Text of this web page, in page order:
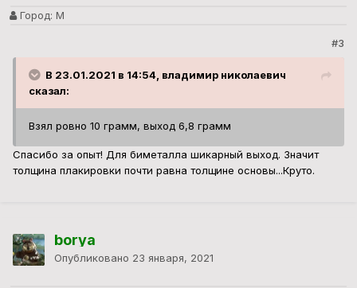
Город: М
#3
В 23.01.2021 в 14:54, владимир николаевич
сказал:
Взял ровно 10 грамм, выход 6,8 грамм
Спасибо за опыт! Для биметалла шикарный выход. Значит
толщина плакировки почти равна толщине основы...Круто.
borya
Опубликовано 23 января, 2021